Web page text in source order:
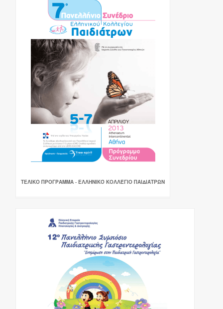
ΤΕΛΙΚΟ ΠΡΟΓΡΑΜΜΑ - ΕΛΛΗΝΙΚΌ ΚΟΛΛΈΓΙΟ ΠΑΙΔΙΆΤΡΩΝ